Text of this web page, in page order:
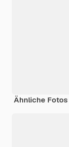
Ähnliche Fotos